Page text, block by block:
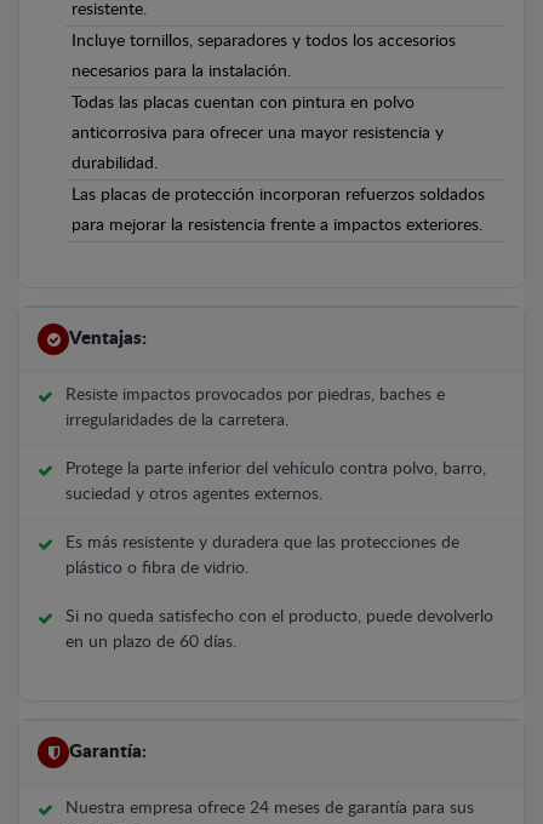
resistente.
Incluye tornillos, separadores y todos los accesorios
necesarios para la instalación.
Todas las placas cuentan con pintura en polvo
anticorrosiva para ofrecer una mayor resistencia y
durabilidad.
Las placas de protección incorporan refuerzos soldados
para mejorar la resistencia frente a impactos exteriores.
Ventajas:
Resiste impactos provocados por piedras, baches e
irregularidades de la carretera.
Protege la parte inferior del vehículo contra polvo, barro,
suciedad y otros agentes externos.
Es más resistente y duradera que las protecciones de
plástico o fibra de vidrio.
Si no queda satisfecho con el producto, puede devolverlo
en un plazo de 60 días.
Garantía:
Nuestra empresa ofrece 24 meses de garantía para sus